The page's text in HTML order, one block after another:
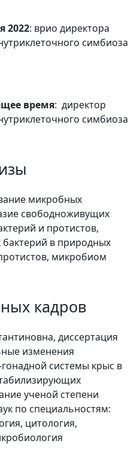
2022: врио директора
симбиоза
время: директор
симбиоза
микробных
свободноживущих
и протистов,
бактерий в природных
микробиом
кадров
диссертация
изменения
системы крыс в
ученой степени
по специальностям:
цитология,